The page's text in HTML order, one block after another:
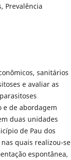
Prevalência
sanitários
e avaliar as
e de abordagem
duas unidades
de Pau dos
quais realizou-se
espontânea,